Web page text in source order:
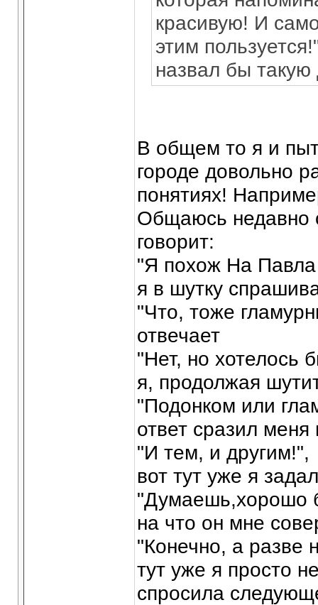
красивую! И
этим
назвал бы такую
В общем то я и
городе довольно
понятиях!
Общаюсь недавно
говорит:
"Я похож На
я в шутку
"Что, тоже
отвечает
"Нет, но хотелось
я, продолжая
"Подонком или
ответ сразил меня
"И тем, и другим!",
вот тут уже я
"Думаешь,хорошо
на что он мне
"Конечно, а разве
тут уже я просто
спросила